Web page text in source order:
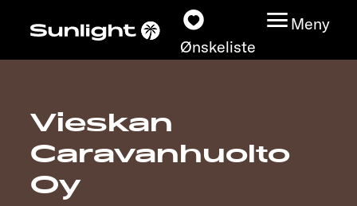
Ønskeliste
Meny
Modeller
Konfigurator
Vieskan
Caravanhuolto
Oy